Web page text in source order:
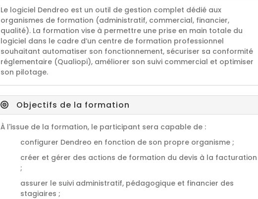
Le logiciel Dendreo est un outil de gestion complet dédié aux
organismes de formation (administratif, commercial, financier,
qualité). La formation vise à permettre une prise en main totale du
logiciel dans le cadre d’un centre de formation professionnel
souhaitant automatiser son fonctionnement, sécuriser sa conformité
réglementaire (Qualiopi), améliorer son suivi commercial et optimiser
son pilotage.
Objectifs de la formation
À l'issue de la formation, le participant sera capable de :
configurer Dendreo en fonction de son propre organisme ;
créer et gérer des actions de formation du devis à la facturation
;
assurer le suivi administratif, pédagogique et financier des
stagiaires ;